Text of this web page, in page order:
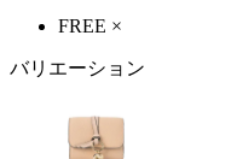
FREE ×
バリエーション